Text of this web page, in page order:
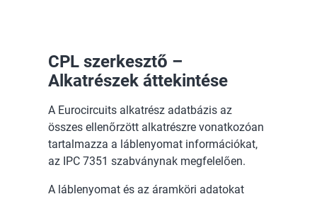
CPL szerkesztő –
Alkatrészek áttekintése
A Eurocircuits alkatrész adatbázis az
összes ellenőrzött alkatrészre vonatkozóan
tartalmazza a láblenyomat információkat,
az IPC 7351 szabványnak megfelelően.
A láblenyomat és az áramköri adatokat